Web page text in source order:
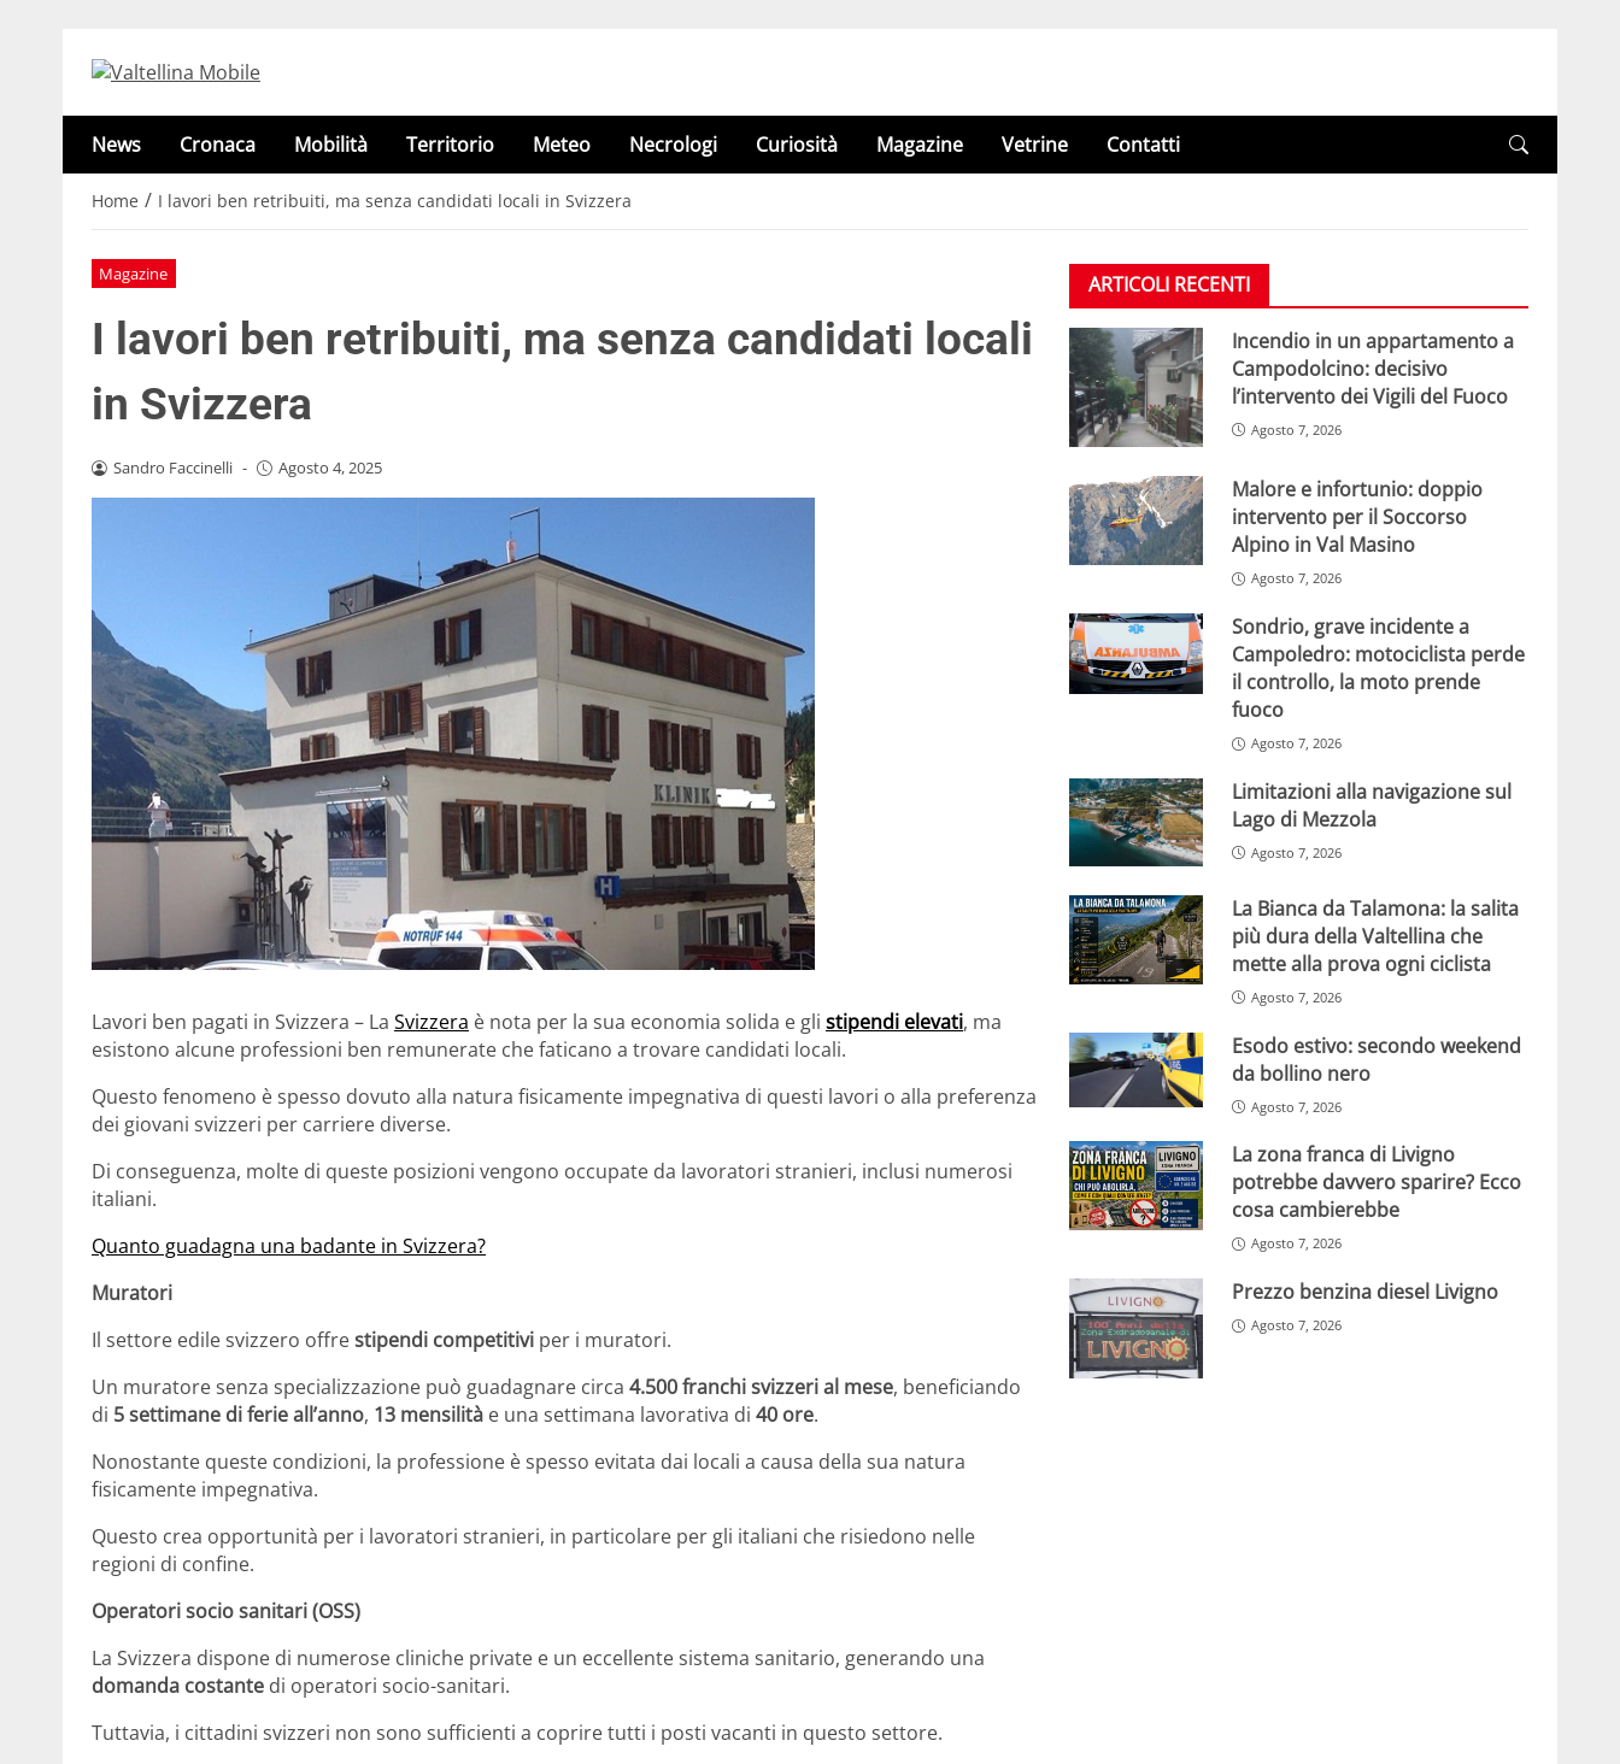
News Cronaca Mobilità Territorio Meteo Necrologi Curiosità Magazine Vetrine Contatti
Home / I lavori ben retribuiti, ma senza candidati locali in Svizzera
Magazine
I lavori ben retribuiti, ma senza candidati locali
in Svizzera
Sandro Faccinelli - Agosto 4, 2025
Lavori ben pagati in Svizzera – La Svizzera è nota per la sua economia solida e gli stipendi elevati, ma
esistono alcune professioni ben remunerate che faticano a trovare candidati locali.
Questo fenomeno è spesso dovuto alla natura fisicamente impegnativa di questi lavori o alla preferenza
dei giovani svizzeri per carriere diverse.
Di conseguenza, molte di queste posizioni vengono occupate da lavoratori stranieri, inclusi numerosi
italiani.
Quanto guadagna una badante in Svizzera?
Muratori
Il settore edile svizzero offrestipendi competitivi per i muratori.
Un muratore senza specializzazione può guadagnare circa 4.500 franchi svizzeri al mese, beneficiando
di 5 settimane di ferie all’anno, 13 mensilità e una settimana lavorativa di 40 ore.
Nonostante queste condizioni, la professione è spesso evitata dai locali a causa della sua natura
fisicamente impegnativa.
Questo crea opportunità per i lavoratori stranieri, in particolare per gli italiani che risiedono nelle
regioni di confine.
Operatori socio sanitari (OSS)
La Svizzera dispone di numerose cliniche private e un eccellente sistema sanitario, generando una
domanda costante di operatori socio-sanitari.
Tuttavia, i cittadini svizzeri non sono sufficienti a coprire tutti i posti vacanti in questo settore.
ARTICOLI RECENTI
Incendio in un appartamento a
Campodolcino: decisivo
l’intervento dei Vigili del Fuoco
Agosto 7, 2026
Malore e infortunio: doppio
intervento per il Soccorso
Alpino in Val Masino
Agosto 7, 2026
Sondrio, grave incidente a
Campoledro: motociclista perde
il controllo, la moto prende
fuoco
Agosto 7, 2026
Limitazioni alla navigazione sul
Lago di Mezzola
Agosto 7, 2026
La Bianca da Talamona: la salita
più dura della Valtellina che
mette alla prova ogni ciclista
Agosto 7, 2026
Esodo estivo: secondo weekend
da bollino nero
Agosto 7, 2026
La zona franca di Livigno
potrebbe davvero sparire? Ecco
cosa cambierebbe
Agosto 7, 2026
Prezzo benzina diesel Livigno
Agosto 7, 2026